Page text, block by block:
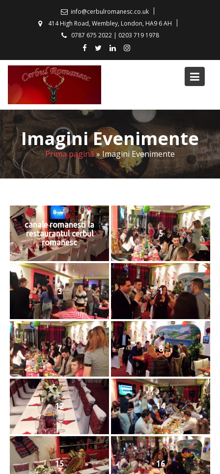
info@cerbulromanesc.co.uk
414 High Road, Wembley, London, HA9 6 AH
0787 675 2022 | 0203 719 1978
Imagini Evenimente
Prima pagină» Imagini Evenimente
canale romanesti la
restaurantul cerbul
romanesc
5
3 1
7 8
12 14
15 16